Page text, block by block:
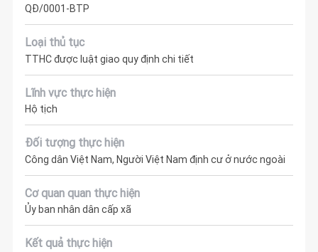
QĐ/0001-BTP
Loại thủ tục
TTHC được luật giao quy định chi tiết
Lĩnh vực thực hiện
Hộ tịch
Đối tượng thực hiện
Công dân Việt Nam, Người Việt Nam định cư ở nước ngoài
Cơ quan quan thực hiện
Ủy ban nhân dân cấp xã
Kết quả thực hiện